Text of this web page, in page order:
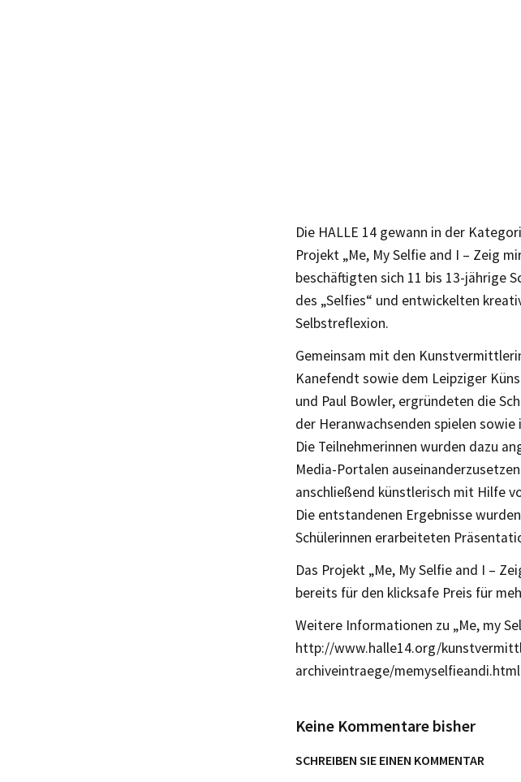
Die HALLE 14 gewann in der
Projekt „Me, My Selfie and I – Zeig
beschäftigten sich 11 bis 13-jährige
des „Selfies“ und entwickelten
Selbstreflexion.
Gemeinsam mit den
Kanefendt sowie dem Leipziger
und Paul Bowler, ergründeten die
der Heranwachsenden spielen
Die Teilnehmerinnen wurden dazu
Media-Portalen
anschließend künstlerisch mit Hilfe
Die entstandenen Ergebnisse
Schülerinnen erarbeiteten
Das Projekt „Me, My Selfie and I –
bereits für den klicksafe Preis für
Weitere Informationen zu „Me, my
http://www.halle14.org/
archiveintraege/
Keine Kommentare bisher
SCHREIBEN SIE EINEN KOMMENTAR